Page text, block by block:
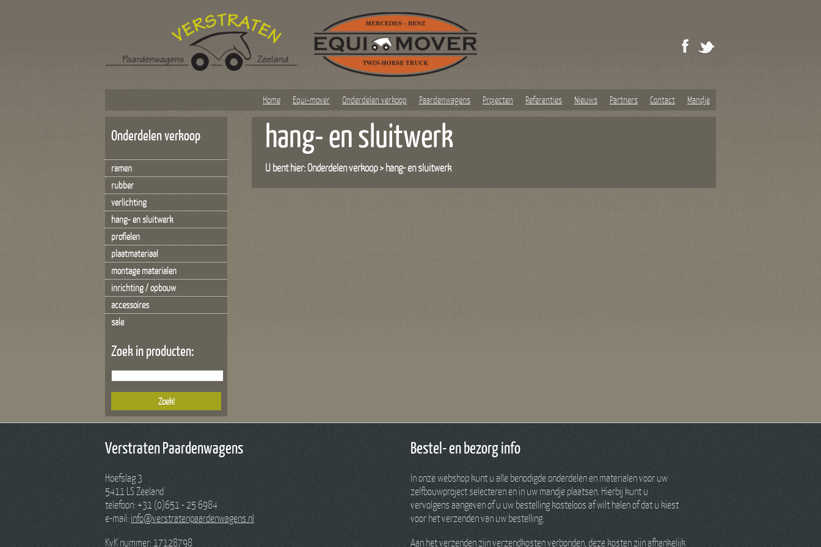
Home Equi-mover Onderdelen verkoop Paardenwagens Projecten Referenties Nieuws Partners Contact Mandje
Onderdelen verkoop
ramen
rubber
verlichting
hang- en sluitwerk
profielen
plaatmateriaal
montage materialen
inrichting / opbouw
accessoires
sale
Zoek in producten:
hang- en sluitwerk
U bent hier:Onderdelen verkoop>hang- en sluitwerk
Verstraten Paardenwagens
Hoefslag 3
5411 LS Zeeland
telefoon: +31 (0)651 - 25 6984
e-mail: info@verstratenpaardenwagens.nl
KvK nummer: 17128798
Bestel- en bezorg info
In onze webshop kunt u alle benodigde onderdelen en materialen voor uw
zelfbouwproject selecteren en in uw mandje plaatsen. Hierbij kunt u
vervolgens aangeven of u uw bestelling kosteloos af wilt halen of dat u kiest
voor het verzenden van uw bestelling.
Aan het verzenden zijn verzendkosten verbonden, deze kosten zijn afhankelijk